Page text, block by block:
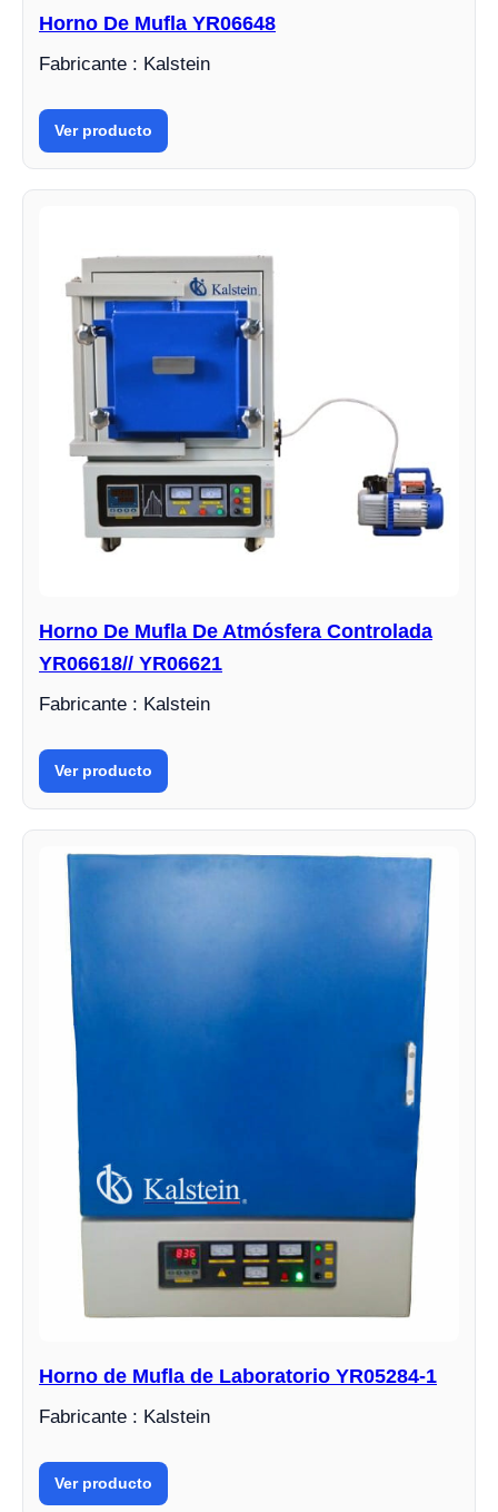
Horno De Mufla YR06648
Fabricante : Kalstein
Ver producto
Horno De Mufla De Atmósfera Controlada
YR06618// YR06621
Fabricante : Kalstein
Ver producto
Horno de Mufla de Laboratorio YR05284-1
Fabricante : Kalstein
Ver producto